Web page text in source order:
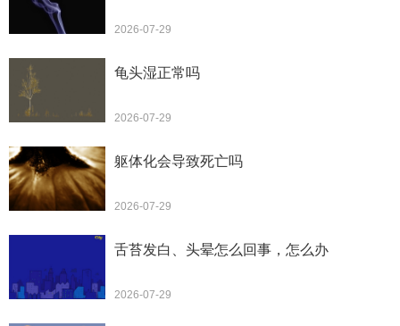
2026-07-29
龟头湿正常吗
2026-07-29
躯体化会导致死亡吗
2026-07-29
舌苔发白、头晕怎么回事，怎么办
2026-07-29